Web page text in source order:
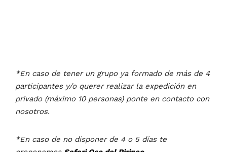
*En caso de tener un grupo ya formado de más de 4
participantes y/o querer realizar la expedición en
privado (máximo 10 personas) ponte en contacto con
nosotros.
*En caso de no disponer de 4 o 5 días te